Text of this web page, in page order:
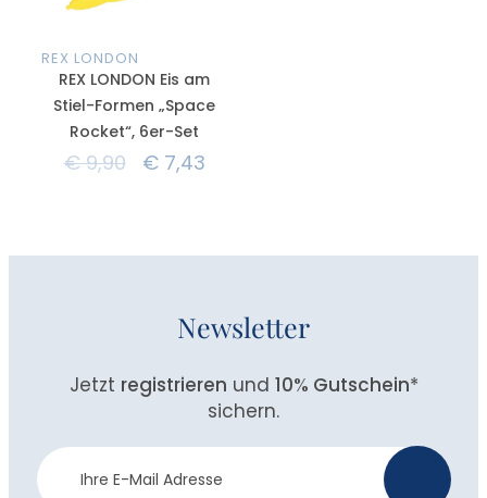
REX LONDON
REX LONDON Eis am
Stiel-Formen „Space
Rocket“, 6er-Set
€9,90 €7,43
Newsletter
Jetzt registrieren und 10% Gutschein*
sichern.
Newsletter
Anmeldung